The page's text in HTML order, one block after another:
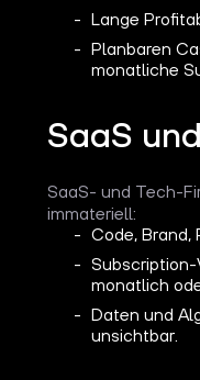
Lange
Planbaren
monatliche
SaaS
SaaS- und Tech-
immateriell:
Code, Brand,
Subscription-
monatlich
Daten und
unsichtbar.